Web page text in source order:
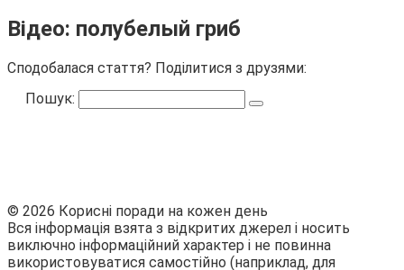
Відео: полубелый гриб
Сподобалася стаття? Поділитися з друзями:
Пошук:
© 2026 Корисні поради на кожен день
Вся інформація взята з відкритих джерел і носить
виключно інформаційний характер і не повинна
використовуватися самостійно (наприклад, для